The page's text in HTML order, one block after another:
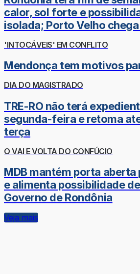
calor, sol forte e
isolada; Porto Velho chega
'INTOCÁVEIS' EM CONFLITO
Mendonça tem motivos
DIA DO MAGISTRADO
TRE-RO não terá
segunda-feira e retoma
terça
O VAI E VOLTA DO CONFÚCIO
MDB mantém porta
e alimenta possibilidade
Governo de Rondônia
Veja mais